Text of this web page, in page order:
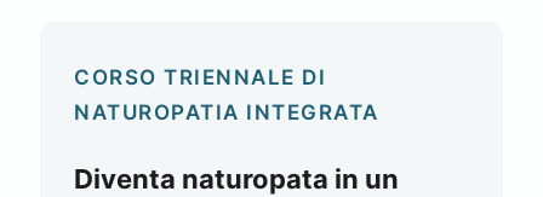
CORSO TRIENNALE DI
NATUROPATIA INTEGRATA
Diventa naturopata in un